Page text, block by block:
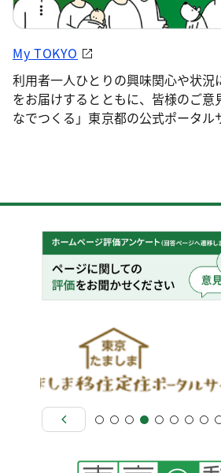
My TOKYO
利用者一人ひとりの興味関心や状況
をお届けするとともに、皆様のご意
なでつくる」東京都の公式ポータル